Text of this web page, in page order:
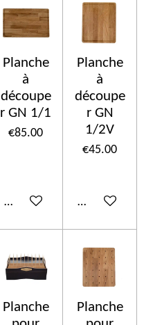
Planche
à
découpe
r GN 1/1
€85.00
Add to cart
Planche
à
découpe
r GN
1/2V
€45.00
Add to cart
Planche
Planche